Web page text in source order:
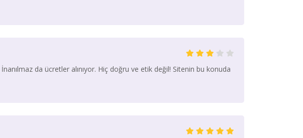
da ücretler alınıyor. Hiç doğru ve etik değil! Sitenin bu konuda